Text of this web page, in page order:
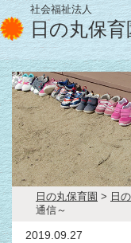
社会福祉法人
日の丸保育
日の丸保育園 > 日
通信～
2019.09.27